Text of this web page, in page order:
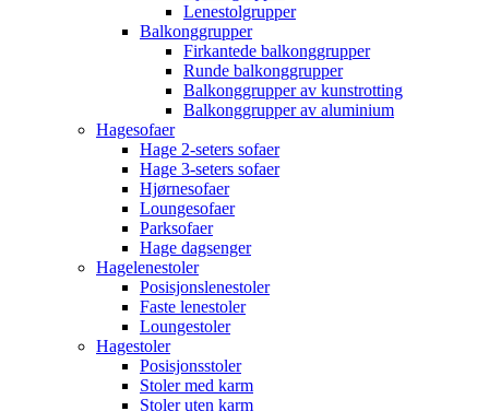
Lenestolgrupper
Balkonggrupper
Firkantede balkonggrupper
Runde balkonggrupper
Balkonggrupper av kunstrotting
Balkonggrupper av aluminium
Hagesofaer
Hage 2-seters sofaer
Hage 3-seters sofaer
Hjørnesofaer
Loungesofaer
Parksofaer
Hage dagsenger
Hagelenestoler
Posisjonslenestoler
Faste lenestoler
Loungestoler
Hagestoler
Posisjonsstoler
Stoler med karm
Stoler uten karm